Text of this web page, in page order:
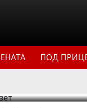
ПОД
на
от
на